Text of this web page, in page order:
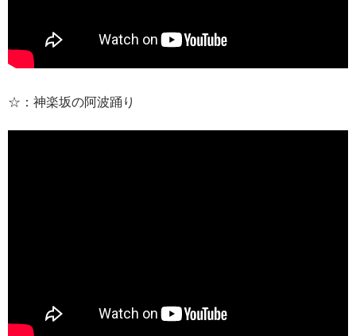
☆：神楽坂の阿波踊り